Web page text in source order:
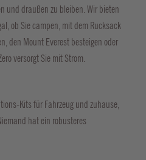
und draußen zu bleiben. Wir bieten
ob Sie campen, mit dem Rucksack
den Mount Everest besteigen oder
versorgt Sie mit Strom.
Kits für Fahrzeug und zuhause,
hat ein robusteres